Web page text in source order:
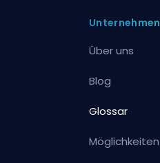
Unternehmen
Über uns
Blog
Glossar
Möglichkeiten